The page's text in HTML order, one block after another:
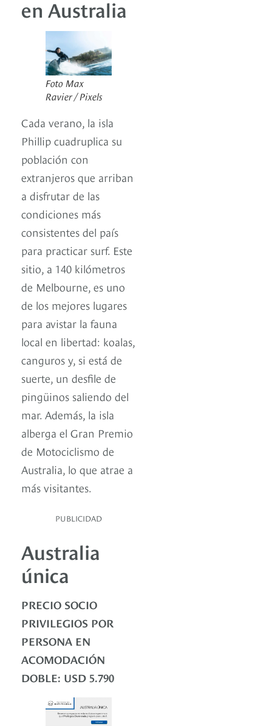
en Australia
Foto Max
Ravier / Pixels
Cada verano, la isla
Phillip cuadruplica su
población con
extranjeros que arriban
a disfrutar de las
condiciones más
consistentes del país
para practicar surf. Este
sitio, a 140 kilómetros
de Melbourne, es uno
de los mejores lugares
para avistar la fauna
local en libertad: koalas,
canguros y, si está de
suerte, un desfile de
pingüinos saliendo del
mar. Además, la isla
alberga el Gran Premio
de Motociclismo de
Australia, lo que atrae a
más visitantes.
PUBLICIDAD
Australia
única
PRECIO SOCIO
PRIVILEGIOS POR
PERSONA EN
ACOMODACIÓN
DOBLE: USD 5.790